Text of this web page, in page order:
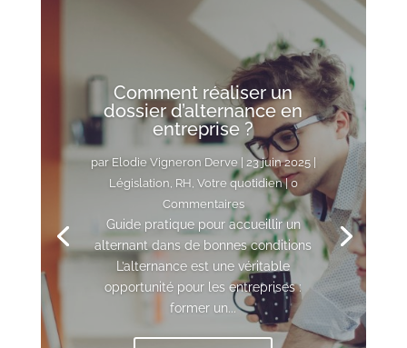
Comment réaliser un
dossier d’alternance en
entreprise ?
par Elodie Vigneron Derve| 23 juin 2025|
Législation, RH, Votre quotidien| 0
Commentaires
Guide pratique pour accueillir un
alternant dans de bonnes conditions
L’alternance est une véritable
opportunité pour les entreprises :
former un...
Elodie Vigneron Derve
12 juin 2025
Tendances